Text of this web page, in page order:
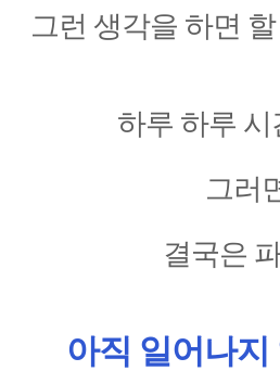
그런 생각을 하면
하루 하루
그러
결국은
아직 일어나